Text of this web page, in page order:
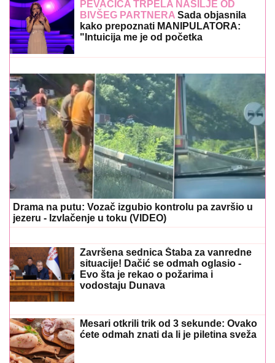
PEVAČICA TRPELA NASILJE OD
BIVŠEG PARTNERA Sada objasnila
kako prepoznati MANIPULATORA:
"Intuicija me je od početka
Drama na putu: Vozač izgubio kontrolu pa završio u
jezeru - Izvlačenje u toku (VIDEO)
Završena sednica Štaba za vanredne
situacije! Dačić se odmah oglasio -
Evo šta je rekao o požarima i
vodostaju Dunava
Mesari otkrili trik od 3 sekunde: Ovako
ćete odmah znati da li je piletina sveža